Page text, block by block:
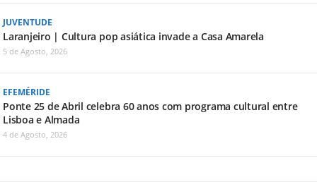
JUVENTUDE
Laranjeiro | Cultura pop asiática invade a Casa Amarela
5 de Agosto, 2026
EFEMÉRIDE
Ponte 25 de Abril celebra 60 anos com programa cultural entre
Lisboa e Almada
4 de Agosto, 2026